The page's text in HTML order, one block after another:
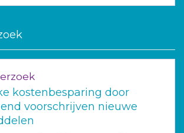
kostenbesparing door
voorschrijven nieuwe